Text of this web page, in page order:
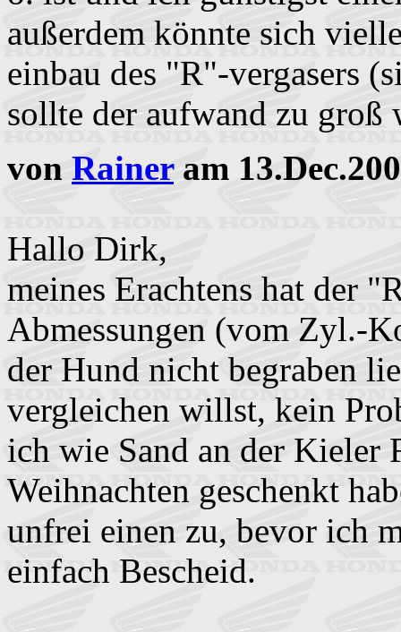
außerdem könnte sich
einbau des "R"-vergasers
sollte der aufwand zu groß
von Raineram
Hallo Dirk,
meines Erachtens hat der
Abmessungen (vom Zyl.-
der Hund nicht begraben
vergleichen willst, kein
ich wie Sand an der Kieler
Weihnachten geschenkt
unfrei einen zu, bevor ich
einfach Bescheid.